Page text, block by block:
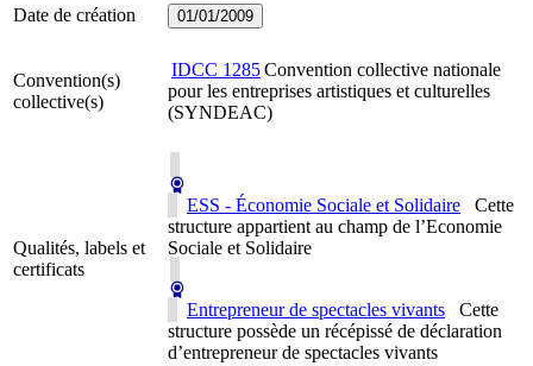
Date de création 01/01/2009
Convention(s)
collective(s)
IDCC 1285Convention collective nationale
pour les entreprises artistiques et culturelles
(SYNDEAC)
Qualités, labels et
certificats
ESS - Économie Sociale et Solidaire
Cette
structure appartient au champ de l’Economie
Sociale et Solidaire
Entrepreneur de spectacles vivants
Cette
structure possède un récépissé de déclaration
d’entrepreneur de spectacles vivants